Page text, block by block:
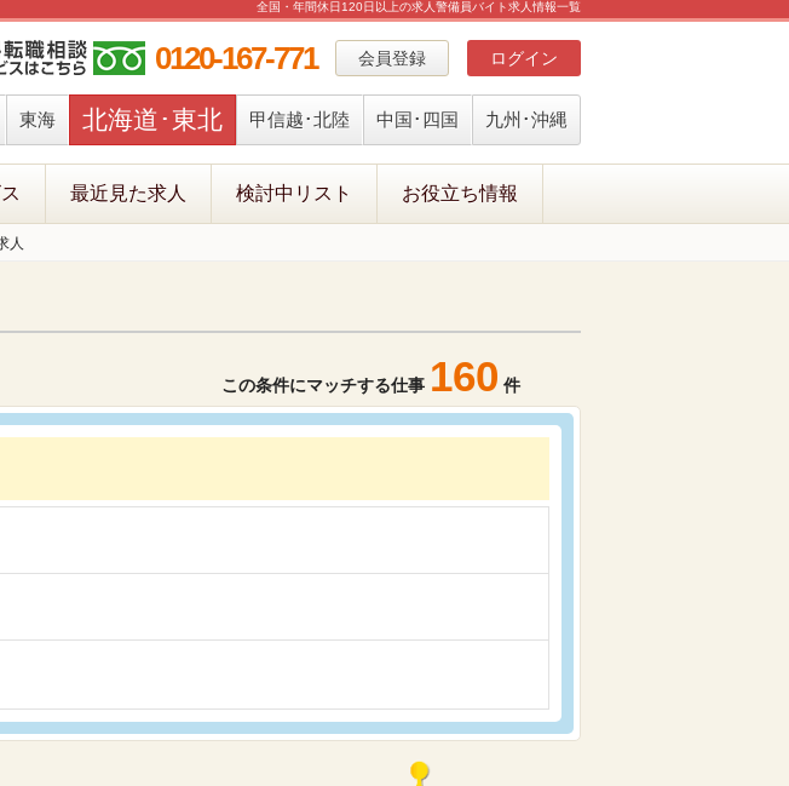
全国・年間休日120日以上の求人警備員バイト求人情報一覧
会員登録 ログイン
0120-167-771
東海 北海道･東北 甲信越･北陸 中国･四国 九州･沖縄
最近見た求人 検討中リスト お役立ち情報
人
この条件にマッチする仕事 160 件